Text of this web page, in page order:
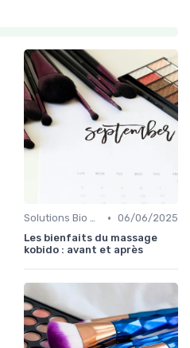
Solutions Bio pour Problèmes de Peau • 06/06/2025
Les bienfaits du massage
kobido : avant et après